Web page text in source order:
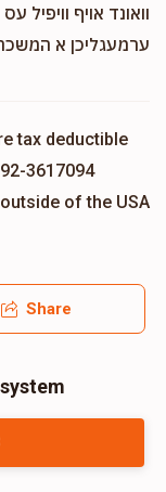
וואונד אויף וויפיל
ערמעגליכן א
tax deductible
3617094
of the USA
Share